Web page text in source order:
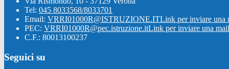
Tel: 045 8033568/8033701
Email: VRRI01000R@ISTRUZIONE.ITLink per inviare una
PEC: VRRI01000R@pec.istruzione.itLink per inviare una mail
C.F.: 80013100237
Seguici su